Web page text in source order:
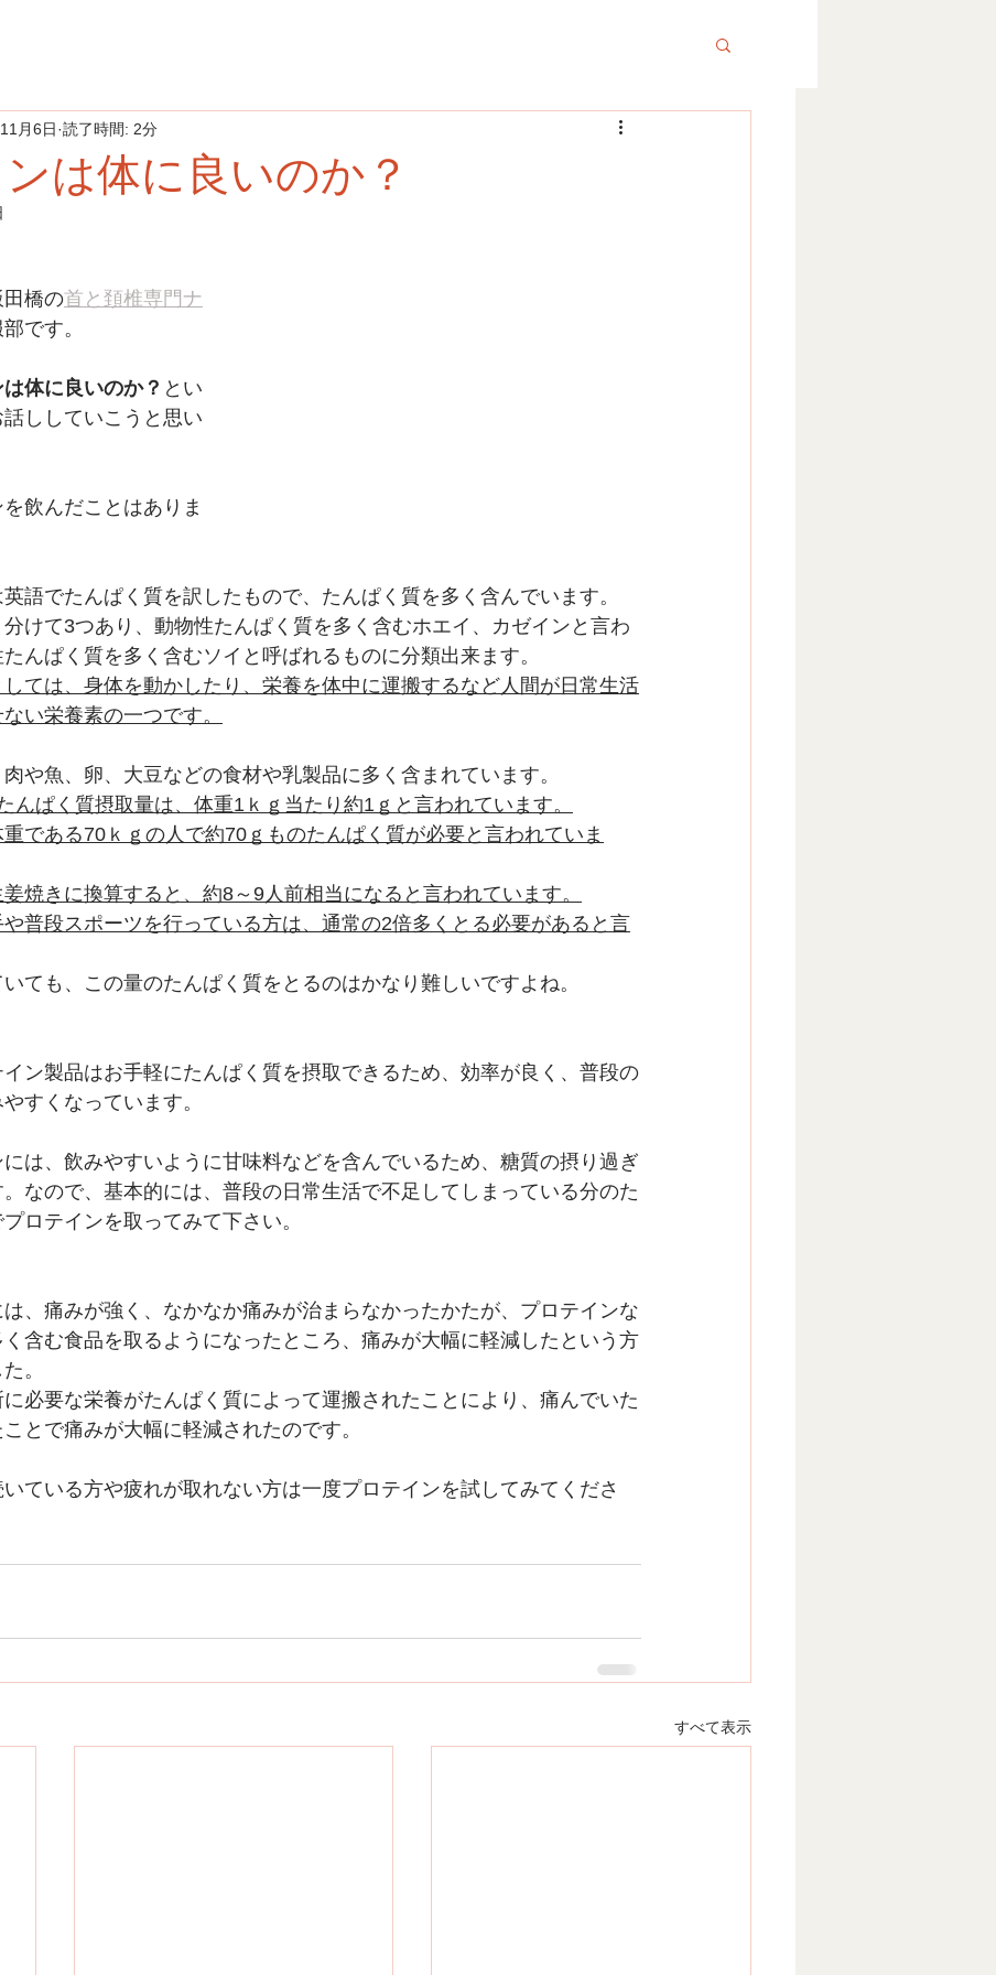
は体に良いのか？
月6日 読了時間: 2分
田橋の首と頚椎専門ナ
です。
体に良いのか？ とい
ししていこうと思い
飲んだことはありま
語でたんぱく質を訳したもので、たんぱく質を多く含んでいます。
けて3つあり、動物性たんぱく質を多く含むホエイ、カゼインと言わ
んぱく質を多く含むソイと呼ばれるものに分類出来ます。
ては、身体を動かしたり、栄養を体中に運搬するなど人間が日常生活
い栄養素の一つです。
や魚、卵、大豆などの食材や乳製品に多く含まれています。
んぱく質摂取量は、体重1ｋｇ当たり約1ｇと言われています。
である70ｋｇの人で約70ｇものたんぱく質が必要と言われていま
焼きに換算すると、約8～9人前相当になると言われています。
普段スポーツを行っている方は、通常の2倍多くとる必要があると言
ても、この量のたんぱく質をとるのはかなり難しいですよね。
ン製品はお手軽にたんぱく質を摂取できるため、効率が良く、普段の
すくなっています。
は、飲みやすいように甘味料などを含んでいるため、糖質の摂り過ぎ
なので、基本的には、普段の日常生活で不足してしまっている分のた
ロテインを取ってみて下さい。
、痛みが強く、なかなか痛みが治まらなかったかたが、プロテインな
含む食品を取るようになったところ、痛みが大幅に軽減したという方
。
必要な栄養がたんぱく質によって運搬されたことにより、痛んでいた
とで痛みが大幅に軽減されたのです。
ている方や疲れが取れない方は一度プロテインを試してみてくださ
すべて表示